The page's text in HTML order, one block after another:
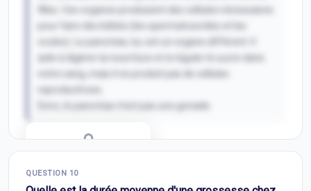
filles. Ces organes produisent des cellules nécessaires
pour faire des bébés (les spermatozoïdes et les
ovules). Le pancréas, lui, est un organe différent. Il
aide à digérer la nourriture et à réguler le sucre dans
notre sang, mais il ne produit pas de cellules
Donc, le pancréas n’est pas une gonade.
QUESTION 10